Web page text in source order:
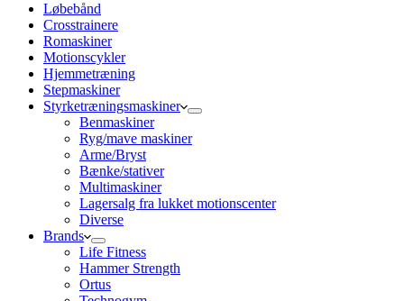
Løbebånd
Crosstrainere
Romaskiner
Motionscykler
Hjemmetræning
Stepmaskiner
Styrketræningsmaskiner
Benmaskiner
Ryg/mave maskiner
Arme/Bryst
Bænke/stativer
Multimaskiner
Lagersalg fra lukket motionscenter
Diverse
Brands
Life Fitness
Hammer Strength
Ortus